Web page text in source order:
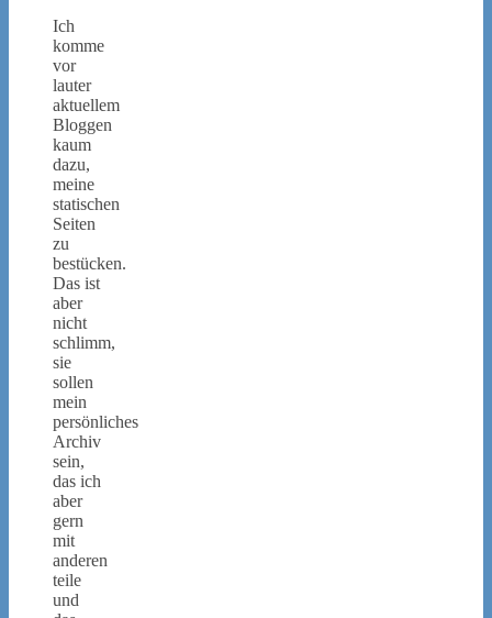
Ich
komme
vor
lauter
aktuellem
Bloggen
kaum
dazu,
meine
statischen
Seiten
zu
bestücken.
Das ist
aber
nicht
schlimm,
sie
sollen
mein
persönliches
Archiv
sein,
das ich
aber
gern
mit
anderen
teile
und